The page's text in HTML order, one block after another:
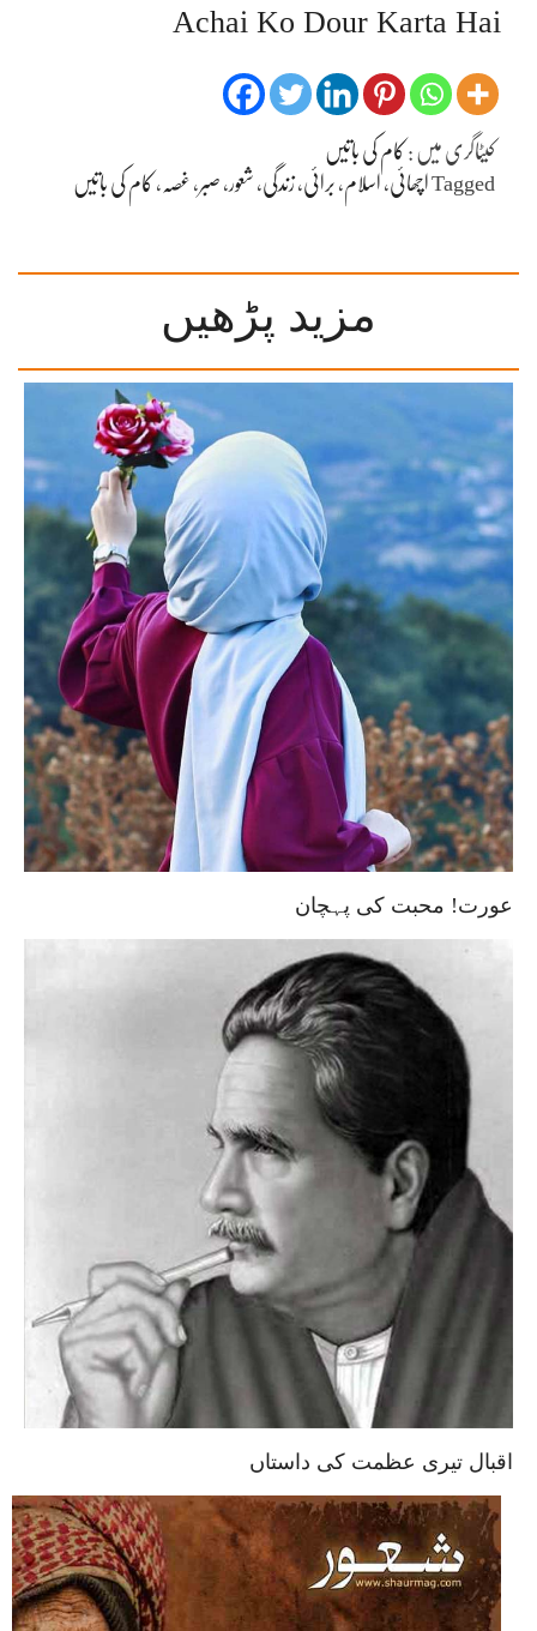
Achai Ko Dour Karta Hai
کیٹاگری میں : کام کی باتیں
Taggedاچھائی، اسلام ، برائی،زندگی، شعور ، صبر ، غصہ ، کام کی باتیں
مزید پڑھیں
عورت! محبت کی پہچان
اقبال تیری عظمت کی داستاں